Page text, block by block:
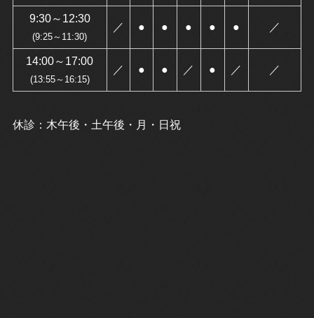
9:30～12:30
(9:25～11:30)
／ ● ● ● ● ● ／
14:00～17:00
(13:55～16:15)
／ ● ● ／ ● ／ ／
休診：木午後・土午後・月・日祝